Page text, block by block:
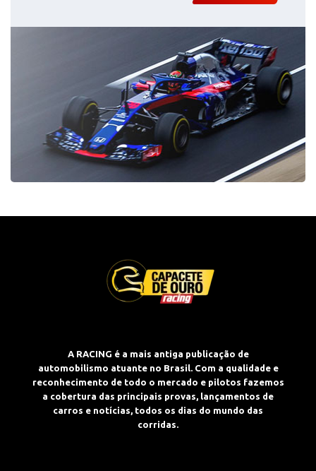
A RACING é a mais antiga publicação de
automobilismo atuante no Brasil. Com a qualidade e
reconhecimento de todo o mercado e pilotos fazemos
a cobertura das principais provas, lançamentos de
carros e notícias, todos os dias do mundo das
corridas.